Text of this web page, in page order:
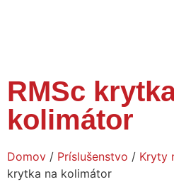
RMSc
kolimátor
Domov / Príslušenstvo / Kryty
krytka na kolimátor